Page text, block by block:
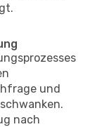
und
nach